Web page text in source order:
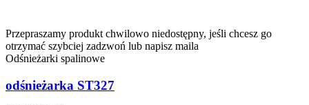
Przepraszamy produkt chwilowo niedostępny, jeśli chcesz go
otrzymać szybciej zadzwoń lub napisz maila
Odśnieżarki spalinowe
odśnieżarka ST327